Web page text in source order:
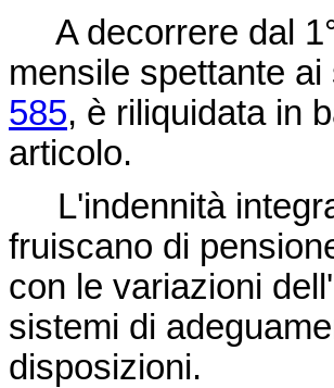
A decorrere dal
mensile spettante
585, è riliquidata in
articolo.
L'indennità
fruiscano di
con le variazioni
sistemi di
disposizioni.